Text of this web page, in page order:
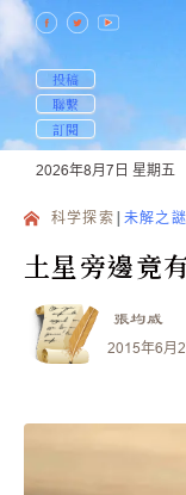
投稿
聯繫
訂閱
2026年8月7日 星期五
科学探索 未解之謎
土星旁邊竟
張均威
2015年6月